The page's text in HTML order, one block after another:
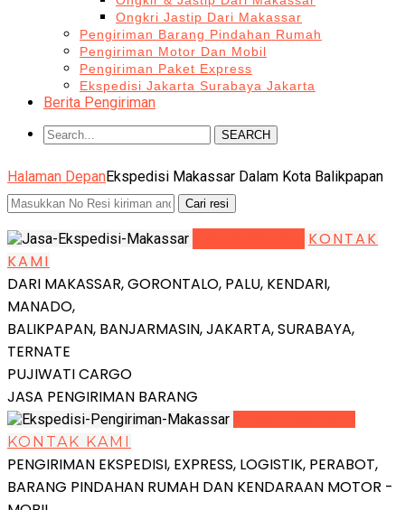
Ongkri Jastip Dari Makassar
Pengiriman Barang Pindahan Rumah
Pengiriman Motor Dan Mobil
Pengiriman Paket Express
Ekspedisi Jakarta Surabaya Jakarta
Berita Pengiriman
SEARCH
Halaman DepanEkspedisi Makassar Dalam Kota Balikpapan
KONTAK
KAMI
DARI MAKASSAR, GORONTALO, PALU, KENDARI,
MANADO,
BALIKPAPAN, BANJARMASIN, JAKARTA, SURABAYA,
TERNATE
PUJIWATI CARGO
JASA PENGIRIMAN BARANG
KONTAK KAMI
PENGIRIMAN EKSPEDISI, EXPRESS, LOGISTIK, PERABOT,
BARANG PINDAHAN RUMAH DAN KENDARAAN MOTOR -